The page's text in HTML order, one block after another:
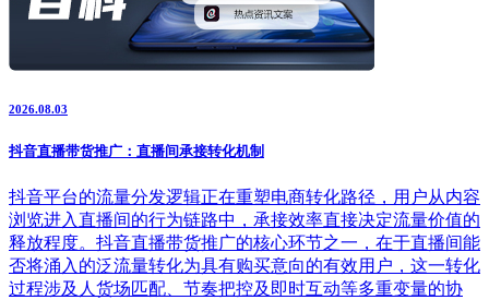
2026.08.03
抖音直播带货推广：直播间承接转化机制
抖音平台的流量分发逻辑正在重塑电商转化路径，用户从内容
浏览进入直播间的行为链路中，承接效率直接决定流量价值的
释放程度。抖音直播带货推广的核心环节之一，在于直播间能
否将涌入的泛流量转化为具有购买意向的有效用户，这一转化
过程涉及人货场匹配、节奏把控及即时互动等多重变量的协